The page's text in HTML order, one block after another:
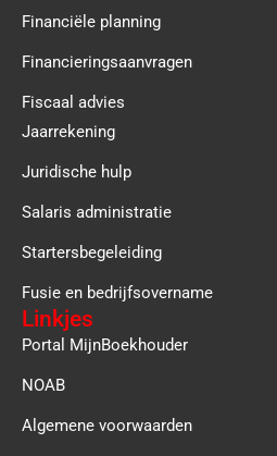
Financiële planning
Financieringsaanvragen
Fiscaal advies
Jaarrekening
Juridische hulp
Salaris administratie
Startersbegeleiding
Fusie en bedrijfsovername
Linkjes
Portal MijnBoekhouder
NOAB
Algemene voorwaarden